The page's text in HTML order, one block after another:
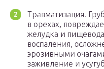
Травматизация.
в орехах,
желудка и
воспаления,
эрозивными
заживление и